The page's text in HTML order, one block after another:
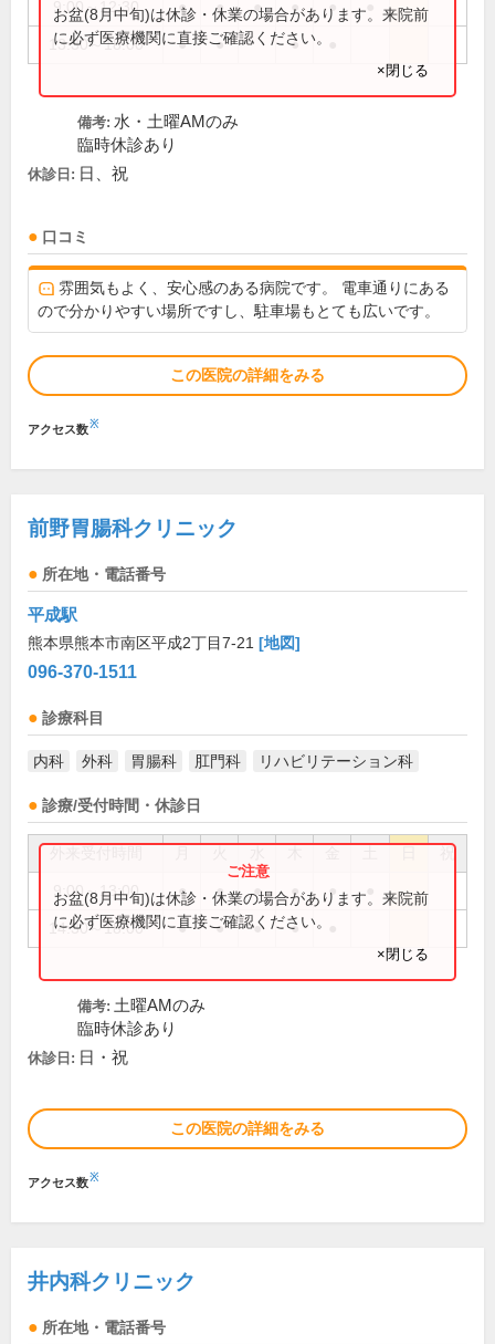
9:00～12:30 ● ● ● ● ●
13:30～18:00 ● ● ●
お盆(8月中旬)は休診・休業の場合があります。来院前
に必ず医療機関に直接ご確認ください。
×閉じる
備考: 水・土曜AMのみ
臨時休診あり
休診日: 日、祝
口コミ
雰囲気もよく、安心感のある病院です。 電車通りにある
ので分かりやすい場所ですし、駐車場もとても広いです。
この医院の詳細をみる
アクセス数※
前野胃腸科クリニック
所在地・電話番号
平成駅
熊本県熊本市南区平成2丁目7-21 [地図]
096-370-1511
診療科目
内科 外科 胃腸科 肛門科 リハビリテーション科
診療/受付時間・休診日
祝
9:00～13:00 ● ● ● ● ●
14:30～18:00 ● ● ● ●
お盆(8月中旬)は休診・休業の場合があります。来院前
に必ず医療機関に直接ご確認ください。
×閉じる
備考: 土曜AMのみ
臨時休診あり
休診日: 日・祝
この医院の詳細をみる
アクセス数※
井内科クリニック
所在地・電話番号